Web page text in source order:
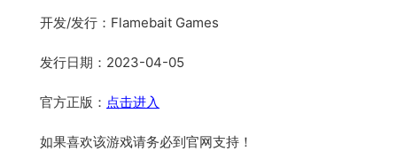
开发/发行：Flamebait Games
发行日期：2023-04-05
官方正版： 点击进入
如果喜欢该游戏请务必到官网支持！